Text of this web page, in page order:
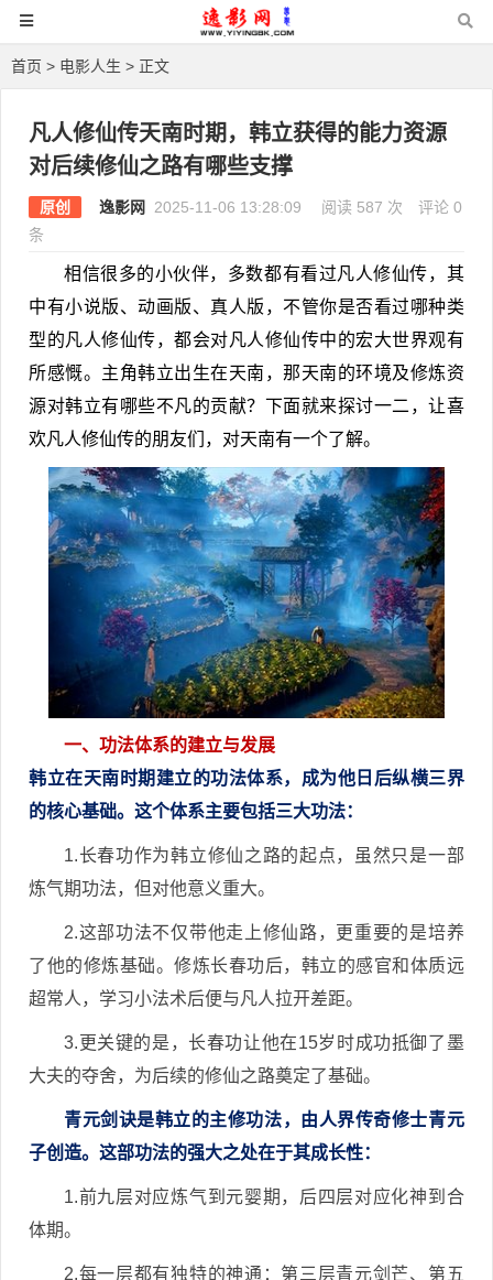
首页 > 电影人生 > 正文
凡人修仙传天南时期，韩立获得的能力资源
对后续修仙之路有哪些支撑
原创 逸影网 2025-11-06 13:28:09 阅读 587 次
评论 0
条
相信很多的小伙伴，多数都有看过凡人修仙传，其
中有小说版、动画版、真人版，不管你是否看过哪种类
型的凡人修仙传，都会对凡人修仙传中的宏大世界观有
所感慨。主角韩立出生在天南，那天南的环境及修炼资
源对韩立有哪些不凡的贡献？下面就来探讨一二，让喜
欢凡人修仙传的朋友们，对天南有一个了解。
一、功法体系的建立与发展
韩立在天南时期建立的功法体系，成为他日后纵横三界
的核心基础。这个体系主要包括三大功法：
1.长春功作为韩立修仙之路的起点，虽然只是一部
炼气期功法，但对他意义重大。
2.这部功法不仅带他走上修仙路，更重要的是培养
了他的修炼基础。修炼长春功后，韩立的感官和体质远
超常人，学习小法术后便与凡人拉开差距。
3.更关键的是，长春功让他在15岁时成功抵御了墨
大夫的夺舍，为后续的修仙之路奠定了基础。
青元剑诀是韩立的主修功法，由人界传奇修士青元
子创造。这部功法的强大之处在于其成长性：
1.前九层对应炼气到元婴期，后四层对应化神到合
体期。
2.每一层都有独特的神通：第三层青元剑芒、第五